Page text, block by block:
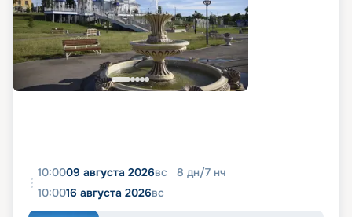
10:0009 августа 2026вс 8 дн/7 нч
10:0016 августа 2026вс